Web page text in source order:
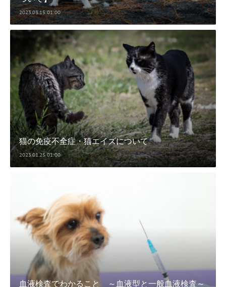
2023.03.15 01:00
猫の免疫不全症・猫エイズについて
2023.01.25 01:00
血液検査でわかること ～血液型と一般血液検査～